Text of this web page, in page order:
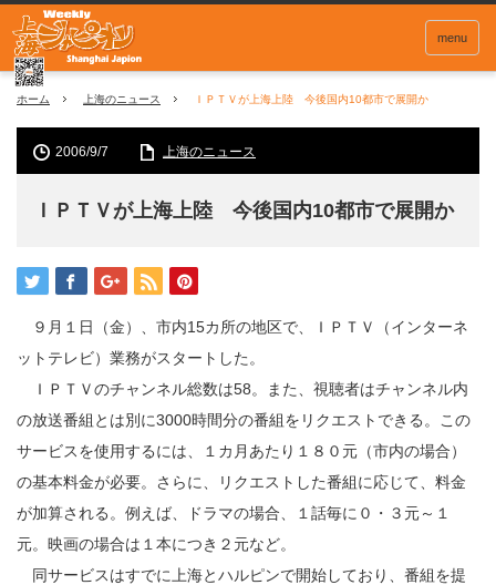
menu
ホーム 上海のニュース ＩＰＴＶが上海上陸 今後国内10都市で展開か
2006/9/7 上海のニュース
ＩＰＴＶが上海上陸 今後国内10都市で展開か
９月１日（金）、市内15カ所の地区で、ＩＰＴＶ（インターネ
ットテレビ）業務がスタートした。
ＩＰＴＶのチャンネル総数は58。また、視聴者はチャンネル内
の放送番組とは別に3000時間分の番組をリクエストできる。この
サービスを使用するには、１カ月あたり１８０元（市内の場合）
の基本料金が必要。さらに、リクエストした番組に応じて、料金
が加算される。例えば、ドラマの場合、１話毎に０・３元～１
元。映画の場合は１本につき２元など。
同サービスはすでに上海とハルピンで開始しており、番組を提